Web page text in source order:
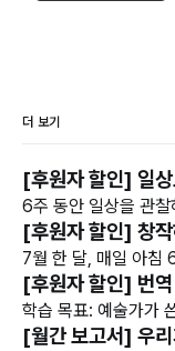
더 보기
[후원자 할인] 일
6주 동안 일상을 관
[후원자 할인] 창
7월 한 달, 매일 아침
[후원자 할인] 번
학습 목표: 예술가가
[월간 보고서] 우